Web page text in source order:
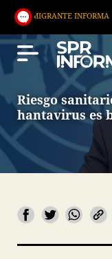
INFORMA
Riesgo
hantavirus es